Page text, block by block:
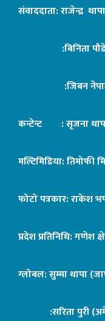
संवाददाता: राजेन्द्र थापा
:बिनिता
:जिबन
कन्टेन्ट : सृजना
मल्टिमिडिया: तिमोफी
फोटो पत्रकार: राकेश
प्रदेश प्रतिनिधि: गणेश
ग्लोबल: सुम्मा थापा
:सरिता पुरी